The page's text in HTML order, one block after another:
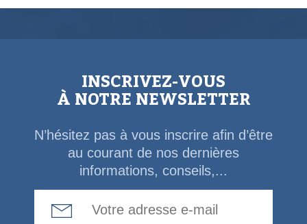
INSCRIVEZ-VOUS
À NOTRE NEWSLETTER
N’hésitez pas à vous inscrire afin d’être
au courant de nos dernières
informations, conseils,...